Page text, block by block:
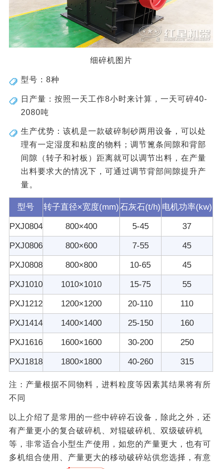
细碎机图片
型号：8种
日产量：按照一天工作8小时来计算，一天可碎40-
2080吨
生产优势：该机是一款破碎制砂两用设备，可以处
理有一定湿度和粘度的物料；调节篦条间隙和背部
间隙（转子和衬板）距离就可以调节出料，在产量
出料要求大的情况下，可通过调节背部间隙提升产
量。
型号 转子直径×宽度(mm)石灰石(t/h) 电机功率(kw)
PXJ0804 800×400 5-45 37
PXJ0806 800×600 7-55 45
PXJ0808 800×800 10-65 45
PXJ1010 1010×1010 15-75 55
PXJ1212 1200×1200 20-110 110
PXJ1414 1400×1400 25-150 160
PXJ1616 1600×1600 30-200 250
PXJ1818 1800×1800 40-260 315
注：产量根据不同物料，进料粒度等因素其结果将有所
不同
以上介绍了是常用的一些中碎碎石设备，除此之外，还
有产量更小的复合破碎机、对辊破碎机、双级破碎机
等，非常适合小型生产使用，如您的产量更大，也有可
多机组合使用、产量更大的移动破碎站供您选择，有意